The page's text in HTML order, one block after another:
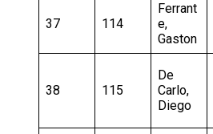
37 114
Ferrant
e,
Gaston
38 115
De
Carlo,
Diego